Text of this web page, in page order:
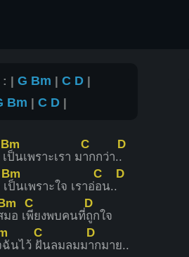
: |G Bm |C D |
Bm |C D |
Bm
ป็นเพราะเรา ม
C
ากกว่า.
D
.
Bm
ป็นเพราะใจ เราอ่
C
อน..
D
มอ เ
C
พียงพบคนที่
D
ถูกใจ
ฉันไว้
C
ฝันลมลมม
D
ากมาย..